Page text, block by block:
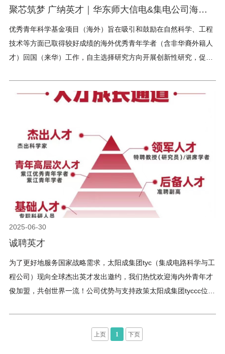
聚芯筑梦 广纳英才｜华东师大信电&集电公司海外
优青申报通道正式开启
优秀青年科学基金项目（海外）旨在吸引和鼓励在自然科学、工程
技术等方面已取得较好成绩的海外优秀青年学者（含非华裔外籍人
才）回国（来华）工作，自主选择研究方向开展创新性研究，促进
广发英雄帖，全力支持海内外优秀青年人才依托公司申报海外优青
2025-06-30
诚聘英才
为了更好地服务国家战略需求，太阳成集团tyc（集成电路科学与工
程公司）现向全球杰出英才发出邀约，我们热忱欢迎海内外青年才
俊加盟，共创世界一流！公司优势与支持政策太阳成集团tyccc位于
大学建设高校A类行列、“985工程”、“211工程”。公司秉承“海纳百
上页 1 下页